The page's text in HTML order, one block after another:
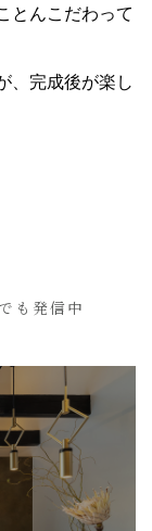
とんこだわって
、完成後が楽し
も発信中